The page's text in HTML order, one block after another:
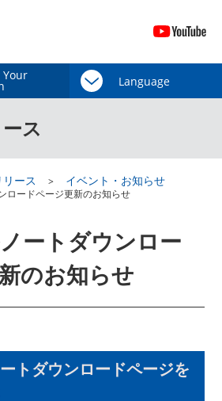
Your
ス
ース イベント・お知らせ
ロードページ更新のお知らせ
ートダウンロー
のお知らせ
トダウンロードページを